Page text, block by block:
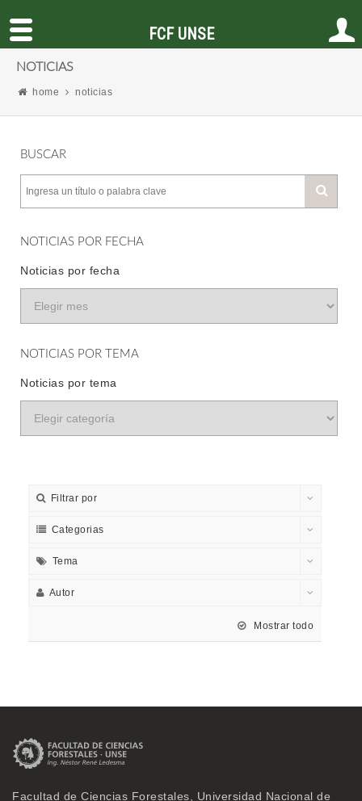
NOTICIAS
home noticias
BUSCAR
NOTICIAS POR FECHA
Noticias por fecha
NOTICIAS POR TEMA
Noticias por tema
Filtrar por
Categorias
Tema
Autor
Mostrar todo
Facultad de Ciencias Forestales, Universidad Nacional de
FCF UNSE